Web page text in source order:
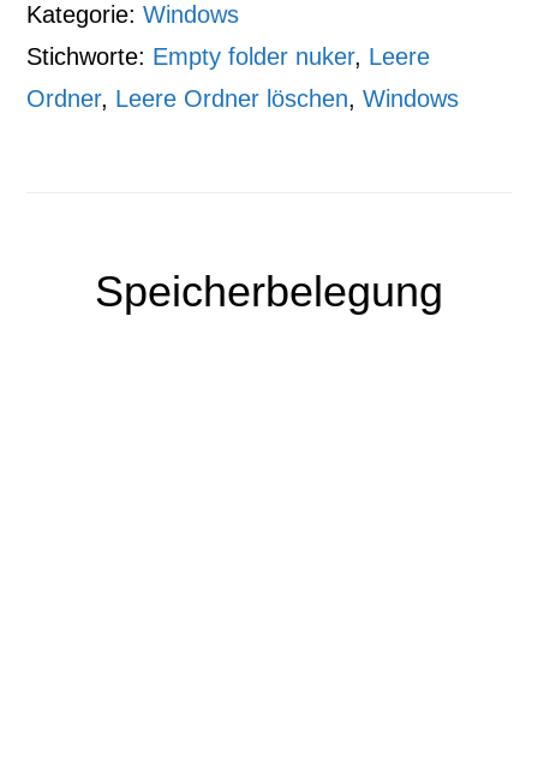
Kategorie:Windows
Stichworte: Empty folder nuker, Leere
Ordner, Leere Ordner löschen,Windows
Speicherbelegung